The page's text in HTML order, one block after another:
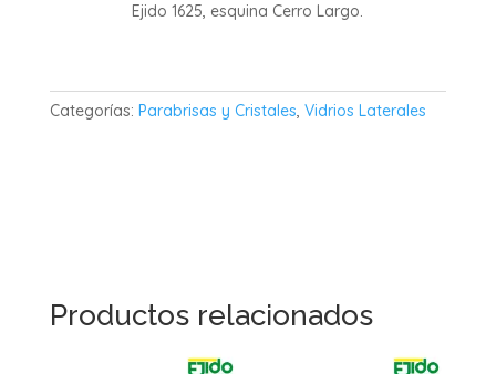
Ejido 1625, esquina Cerro Largo.
Categorías: Parabrisas y Cristales, Vidrios Laterales
Productos relacionados